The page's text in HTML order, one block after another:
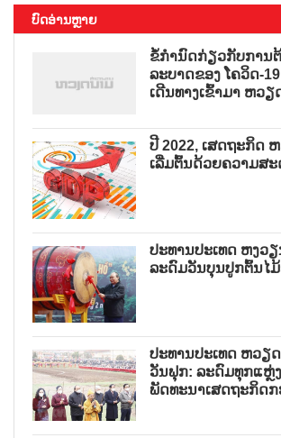
ບົດອ່ານຫຼາຍ
ຂໍ້ກຳນົດກ່ຽວກັບການ
ລະບາດຂອງ ໂຄວິດ-
ເດີນທາງເຂົ້າມາ ຫວຽ
ປີ 2022, ເສດຖະກິດ
ເລີ່ມຕົ້ນດ້ວຍຄວາມສ
ປະທານປະເທດ ຫງວ
ລະດົມວັນບຸນປູກຕົ້ນໄ
ປະທານປະເທດ ຫວຽ
ວັນຟຸກ: ລະດົມທຸກແຫຼ່ງ
ພັດທະນາເສດຖະກິດ